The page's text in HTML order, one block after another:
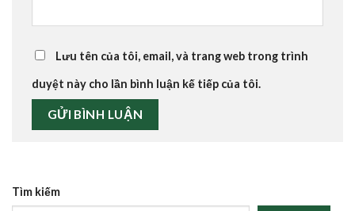
Lưu tên của tôi, email, và trang web trong trình
duyệt này cho lần bình luận kế tiếp của tôi.
Tìm kiếm